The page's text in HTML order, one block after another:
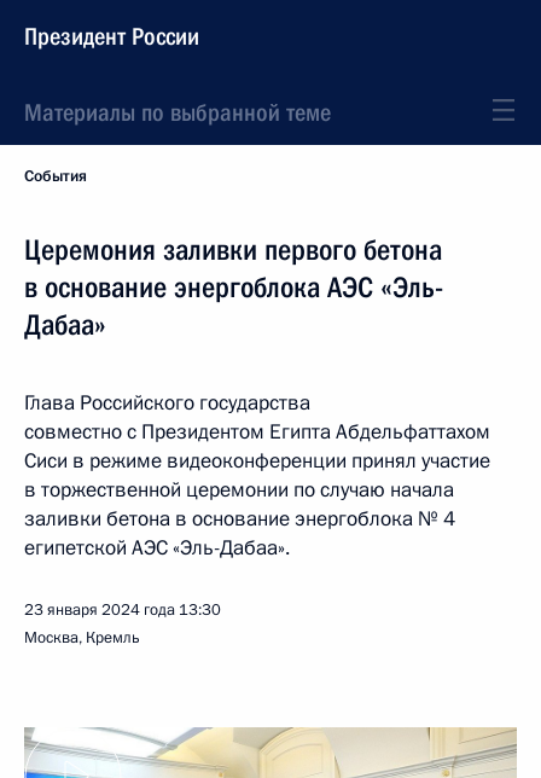
Президент России
Материалы по выбранной теме
События
Церемония заливки первого бетона
в основание энергоблока АЭС «Эль-
Дабаа»
Глава Российского государства
совместно с Президентом Египта Абдельфаттахом
Сиси в режиме видеоконференции принял участие
в торжественной церемонии по случаю начала
заливки бетона в основание энергоблока № 4
египетской АЭС «Эль-Дабаа».
23 января 2024 года 13:30
Москва, Кремль